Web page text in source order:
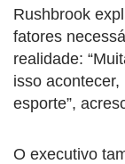
Rushbrook
fatores
realidade:
isso
esporte”,
O executivo